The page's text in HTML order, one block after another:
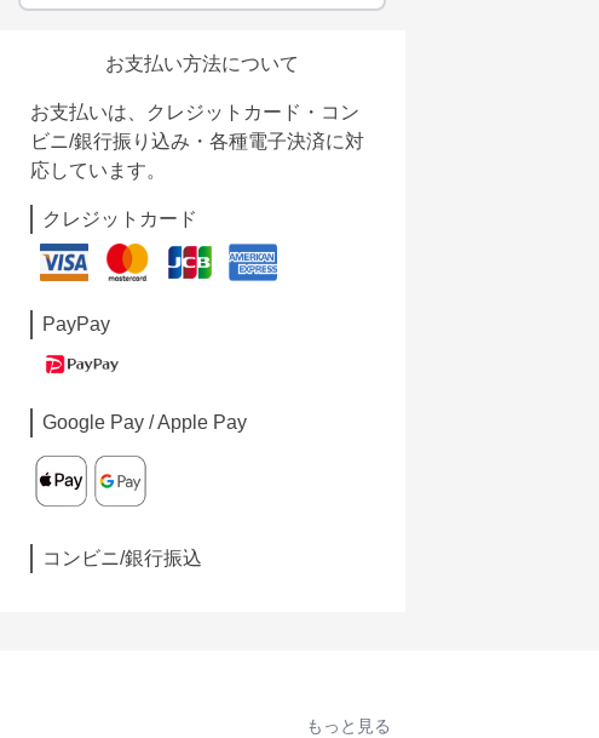
お支払い方法について
お支払いは、クレジットカード・コン
ビニ/銀行振り込み・各種電子決済に対
応しています。
クレジットカード
PayPay
Google Pay / Apple Pay
コンビニ/銀行振込
もっと見る